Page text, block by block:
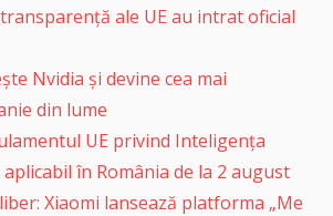
ale UE au intrat oficial
Nvidia și devine cea mai
din lume
UE privind Inteligența
în România de la 2 august
Xiaomi lansează platforma „Me